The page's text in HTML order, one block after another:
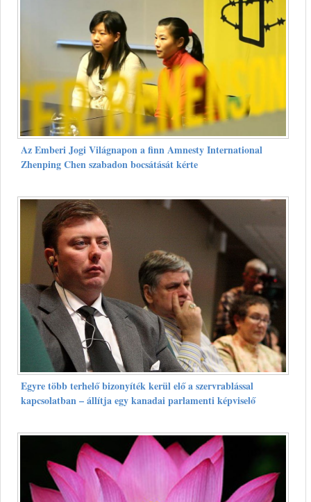
Az Emberi Jogi Világnapon a finn Amnesty International
Zhenping Chen szabadon bocsátását kérte
Egyre több terhelő bizonyíték kerül elő a szervrablással
kapcsolatban – állítja egy kanadai parlamenti képviselő